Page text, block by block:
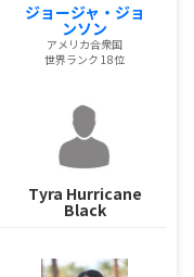
ジョージャ・ジョ
ンソン
アメリカ合衆国
世界ランク 18位
Tyra Hurricane
Black